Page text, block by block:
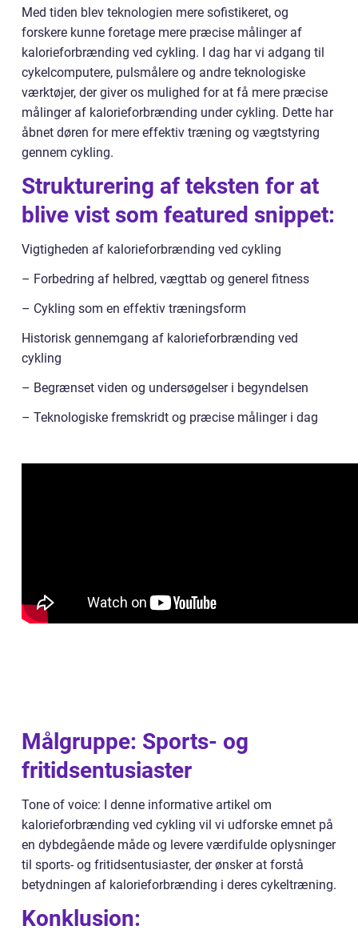
Med tiden blev teknologien mere sofistikeret, og
forskere kunne foretage mere præcise målinger af
kalorieforbrænding ved cykling. I dag har vi adgang til
cykelcomputere, pulsmålere og andre teknologiske
værktøjer, der giver os mulighed for at få mere præcise
målinger af kalorieforbrænding under cykling. Dette har
åbnet døren for mere effektiv træning og vægtstyring
gennem cykling.
Strukturering af teksten for at
blive vist som featured snippet:
Vigtigheden af kalorieforbrænding ved cykling
– Forbedring af helbred, vægttab og generel fitness
– Cykling som en effektiv træningsform
Historisk gennemgang af kalorieforbrænding ved
cykling
– Begrænset viden og undersøgelser i begyndelsen
– Teknologiske fremskridt og præcise målinger i dag
Målgruppe: Sports- og
fritidsentusiaster
Tone of voice: I denne informative artikel om
kalorieforbrænding ved cykling vil vi udforske emnet på
en dybdegående måde og levere værdifulde oplysninger
til sports- og fritidsentusiaster, der ønsker at forstå
betydningen af kalorieforbrænding i deres cykeltræning.
Konklusion: